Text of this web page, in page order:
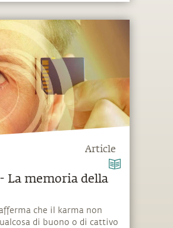
Article
La memoria della
che il karma non
di buono o di cattivo